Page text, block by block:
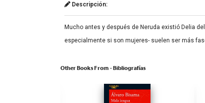
Descripción:
Mucho antes y después de Neruda existió Delia
especialmente si son mujeres- suelen ser más
Other Books From - Bibliografías